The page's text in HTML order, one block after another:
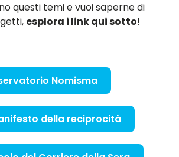
questi temi e vuoi saperne di
esplora i link qui sotto!
Nomisma
della reciprocità